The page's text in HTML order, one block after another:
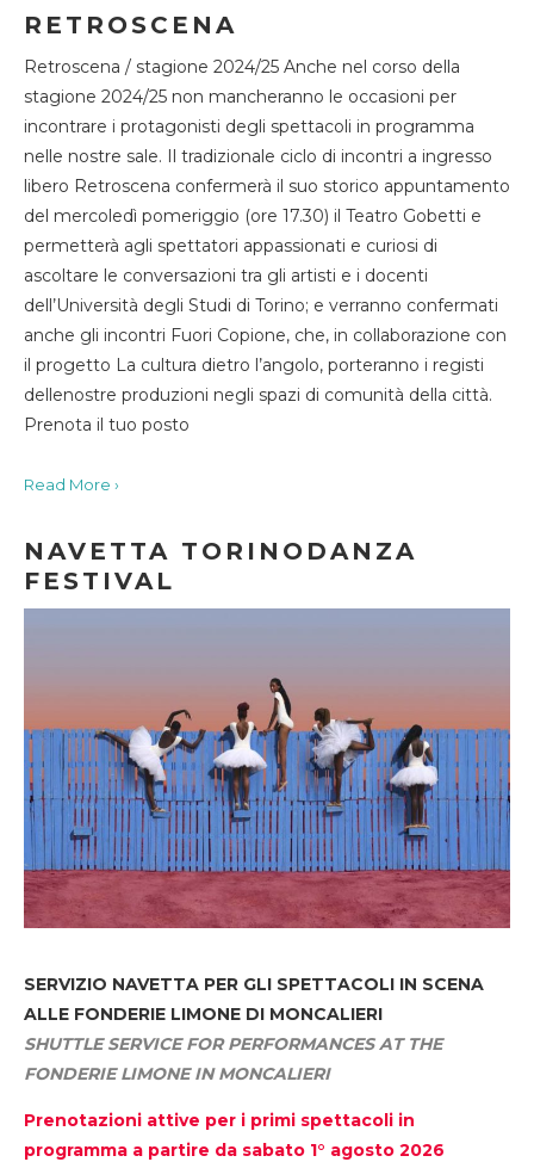
RETROSCENA
Retroscena / stagione 2024/25 Anche nel corso della
stagione 2024/25 non mancheranno le occasioni per
incontrare i protagonisti degli spettacoli in programma
nelle nostre sale. Il tradizionale ciclo di incontri a ingresso
libero Retroscena confermerà il suo storico appuntamento
del mercoledì pomeriggio (ore 17.30) il Teatro Gobetti e
permetterà agli spettatori appassionati e curiosi di
ascoltare le conversazioni tra gli artisti e i docenti
dell’Università degli Studi di Torino; e verranno confermati
anche gli incontri Fuori Copione, che, in collaborazione con
il progetto La cultura dietro l’angolo, porteranno i registi
dellenostre produzioni negli spazi di comunità della città.
Prenota il tuo posto
Read More ›
NAVETTA TORINODANZA
FESTIVAL
SERVIZIO NAVETTA PER GLI SPETTACOLI IN SCENA
ALLE FONDERIE LIMONE DI MONCALIERI
SHUTTLE SERVICE FOR PERFORMANCES AT THE
FONDERIE LIMONE IN MONCALIERI
Prenotazioni attive per i primi spettacoli in
programma a partire da sabato 1° agosto 2026